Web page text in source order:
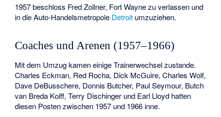
1957 beschloss Fred Zollner, Fort Wayne zu verlassen und
in die Auto-Handelsmetropole Detroit umzuziehen.
Coaches und Arenen (1957–1966)
Mit dem Umzug kamen einige Trainerwechsel zustande.
Charles Eckman, Red Rocha, Dick McGuire, Charles Wolf,
Dave DeBusschere, Donnis Butcher, Paul Seymour, Butch
van Breda Kolff, Terry Dischinger und Earl Lloyd hatten
diesen Posten zwischen 1957 und 1966 inne.